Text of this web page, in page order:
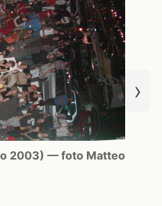
2003) — foto Matteo
›